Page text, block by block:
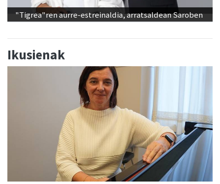
"Tigrea"ren aurre-estreinaldia, arratsaldean Saroben
Ikusienak